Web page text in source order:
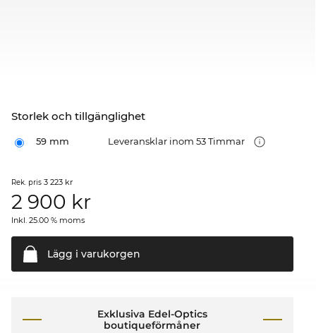
Storlek och tillgänglighet
59 mm Leveransklar inom 53 Timmar
Rek. pris 3 223 kr
2 900 kr
Inkl. 25.00 % moms
Lägg i varukorgen
Exklusiva Edel-Optics
boutiqueförmåner